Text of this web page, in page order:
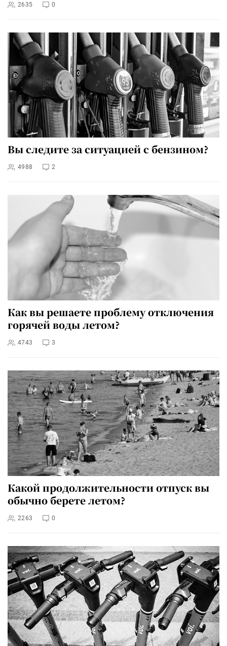
2635 0
Вы следите за ситуацией с бензином?
4988 2
Как вы решаете проблему отключения
горячей воды летом?
4743 3
Какой продолжительности отпуск вы
обычно берете летом?
2263 0